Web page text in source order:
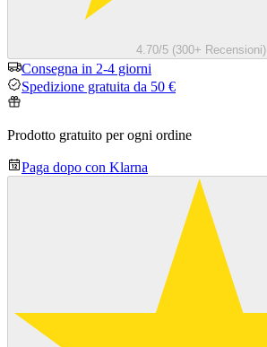
4.70/5 (300+ Recensioni)
Consegna in 2-4 giorni
Spedizione gratuita da 50 €
Prodotto gratuito per ogni ordine
Paga dopo con Klarna